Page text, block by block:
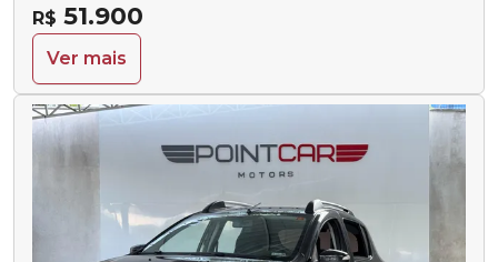
R$ 51.900
Ver mais